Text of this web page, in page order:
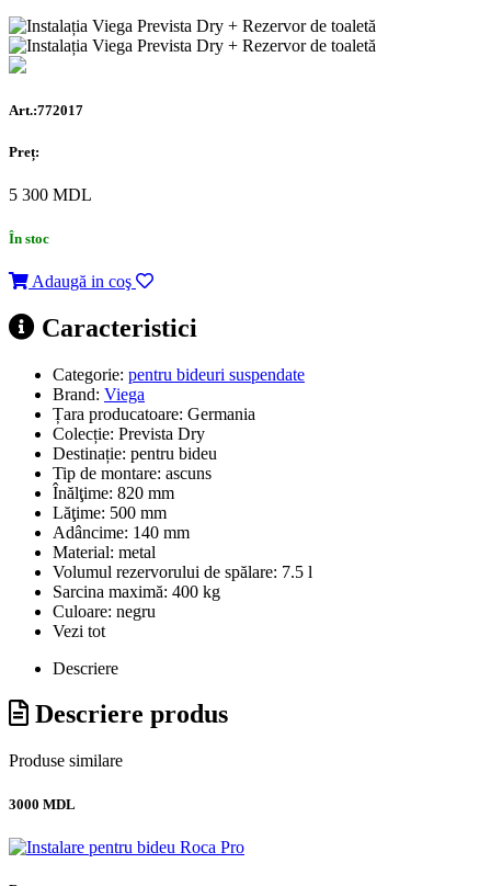
Art.:772017
Preț:
5 300 MDL
În stoc
Adaugă in coş
Caracteristici
Categorie: pentru bideuri suspendate
Brand: Viega
Țara producatoare: Germania
Colecție: Prevista Dry
Destinație: pentru bideu
Tip de montare: ascuns
Înălţime: 820 mm
Lăţime: 500 mm
Adâncime: 140 mm
Material: metal
Volumul rezervorului de spălare: 7.5 l
Sarcina maximă: 400 kg
Culoare: negru
Vezi tot
Descriere
Descriere produs
Produse similare
3000 MDL